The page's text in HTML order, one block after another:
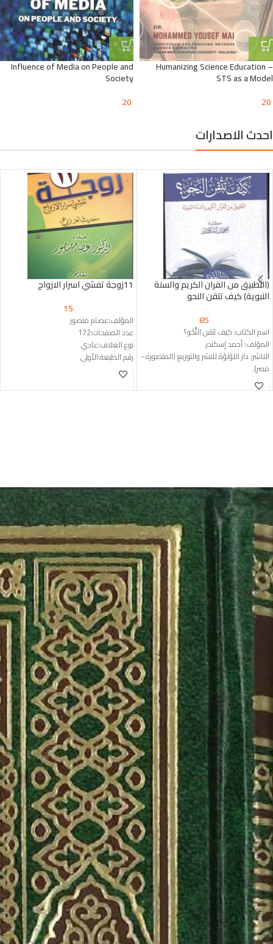
Humanizing Science Education –
STS as a Model
20
Influence of Media on People and
Society
20
احدث الاصدارات
(التطبيق من القران الكريم والسنة
النبوية) كيف تتقن النحو
85
اسم الكتاب: كيف تتقن النَّحْو؟
المؤلف: أحمد إسكندر.
الناشر: دار اللؤلؤة للنشر والتوزيع (المنصورة -
مصر).
م - 1445 هـ).
11زوجة تفشي اسرار الازواج
15
المؤلف:عصام منصور
عدد الصفحات:172
نوع الغلاف:عادي
رقم الطبعة:الأولى
الناشر:دار الشروق